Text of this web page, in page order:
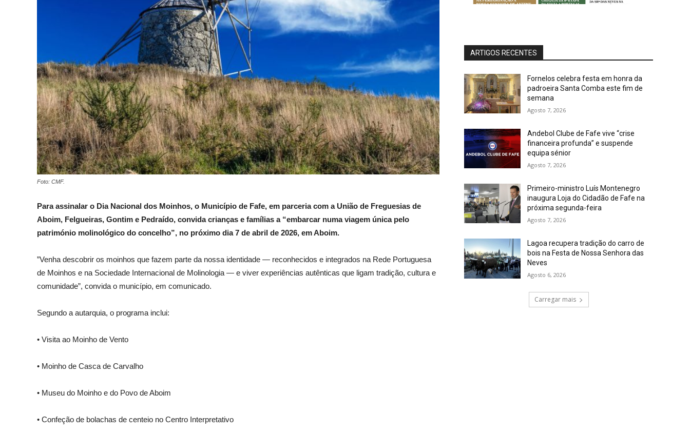
Foto: CMF.
Para assinalar o Dia Nacional dos Moinhos, o Município de Fafe, em parceria com a União de Freguesias de
Aboim, Felgueiras, Gontim e Pedraído, convida crianças e famílias a “embarcar numa viagem única pelo
património molinológico do concelho”, no próximo dia 7 de abril de 2026, em Aboim.
”Venha descobrir os moinhos que fazem parte da nossa identidade — reconhecidos e integrados na Rede Portuguesa
de Moinhos e na Sociedade Internacional de Molinologia — e viver experiências autênticas que ligam tradição, cultura e
comunidade”, convida o município, em comunicado.
Segundo a autarquia, o programa inclui:
• Visita ao Moinho de Vento
• Moinho de Casca de Carvalho
• Museu do Moinho e do Povo de Aboim
• Confeção de bolachas de centeio no Centro Interpretativo
ARTIGOS RECENTES
Fornelos celebra festa em honra da
padroeira Santa Comba este fim de
semana
Agosto 7, 2026
Andebol Clube de Fafe vive “crise
financeira profunda” e suspende
equipa sénior
Agosto 7, 2026
Primeiro-ministro Luís Montenegro
inaugura Loja do Cidadão de Fafe na
próxima segunda-feira
Agosto 7, 2026
Lagoa recupera tradição do carro de
bois na Festa de Nossa Senhora das
Neves
Agosto 6, 2026
Carregar mais